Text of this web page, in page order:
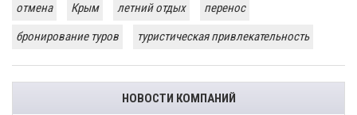
отмена
Крым летний отдых
перенос
бронирование туров
туристическая привлекательность
НОВОСТИ КОМПАНИЙ